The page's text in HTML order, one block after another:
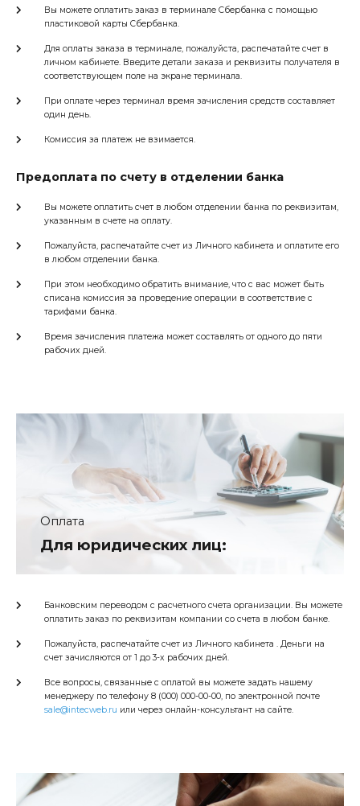
Вы можете оплатить заказ в терминале Сбербанка с помощью
пластиковой карты Сбербанка.
Для оплаты заказа в терминале, пожалуйста, распечатайте счет в
личном кабинете. Введите детали заказа и реквизиты получателя в
соответствующем поле на экране терминала.
При оплате через терминал время зачисления средств составляет
один день.
Комиссия за платеж не взимается.
Предоплата по счету в отделении банка
Вы можете оплатить счет в любом отделении банка по реквизитам,
указанным в счете на оплату.
Пожалуйста, распечатайте счет из Личного кабинета и оплатите его
в любом отделении банка.
При этом необходимо обратить внимание, что с вас может быть
списана комиссия за проведение операции в соответствие с
тарифами банка.
Время зачисления платежа может составлять от одного до пяти
рабочих дней.
Оплата
Для юридических лиц:
Банковским переводом с расчетного счета организации. Вы можете
оплатить заказ по реквизитам компании со счета в любом банке.
Пожалуйста, распечатайте счет из Личного кабинета . Деньги на
счет зачисляются от 1 до 3-х рабочих дней.
Все вопросы, связанные с оплатой вы можете задать нашему
менеджеру по телефону 8 (000) 000-00-00, по электронной почте
sale@intecweb.ru или через онлайн-консультант на сайте.